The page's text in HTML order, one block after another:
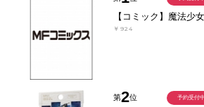
【コミック】魔法少
￥924
第2位 予約受付中